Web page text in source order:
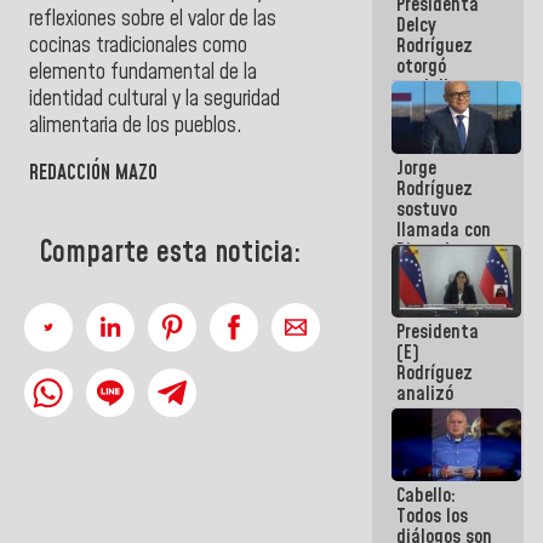
reflexiones sobre el valor de las
cocinas tradicionales como
elemento fundamental de la
identidad cultural y la seguridad
alimentaria de los pueblos.
REDACCIÓN MAZO
Comparte esta noticia:
abordar
planes de
acción
Delcy
Rodríguez
otorgó
medalla
"Héroe de
Venezuela"
a servidores
públicos
Jorge
Rodríguez
sostuvo
llamada con
Dinorah
Figuera y
acuerdan
primer
encuentro
presencial
para el
diálogo
Presidenta
(E)
Rodríguez
analizó
junto a
gobernadores
planes de
recuperación
del Sistema
Eléctrico
Cabello:
Todos los
diálogos son